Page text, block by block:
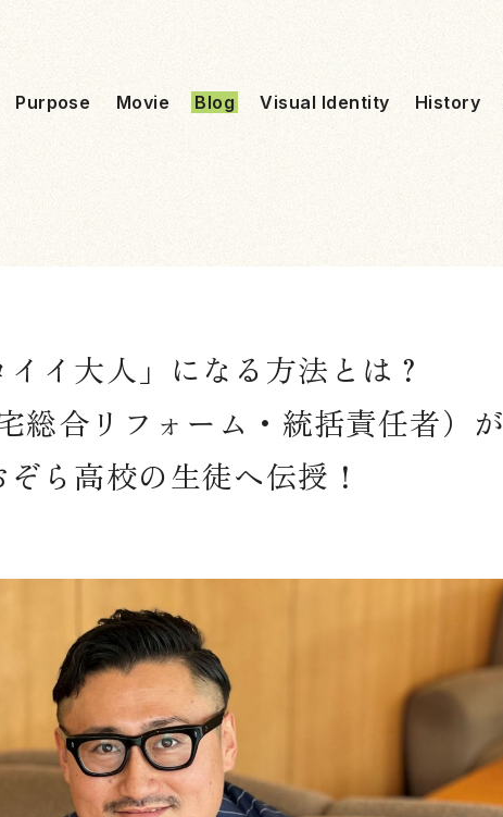
Purpose Movie Blog Visual Identity History
イイ大人」になる方法とは？
総合リフォーム・統括責任者）が
ぞら高校の生徒へ伝授！